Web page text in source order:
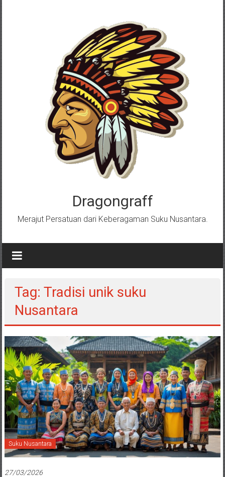
Dragongraff
Merajut Persatuan dari Keberagaman Suku Nusantara.
Tag: Tradisi unik suku
Nusantara
Suku Nusantara
27/03/2026